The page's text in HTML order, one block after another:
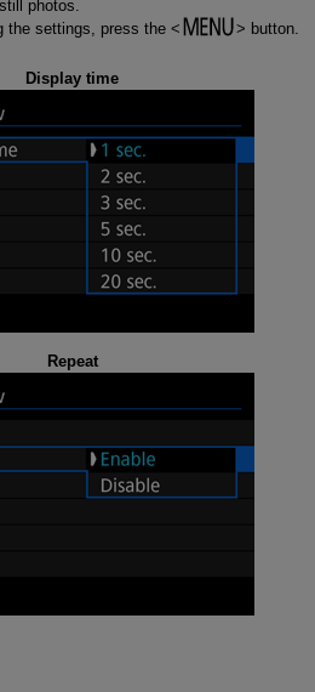
photos.
the settings, press the
button.
Display time
Repeat